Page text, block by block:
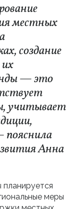
местных
создание
— это
учитывает
пояснила
Анна
меры